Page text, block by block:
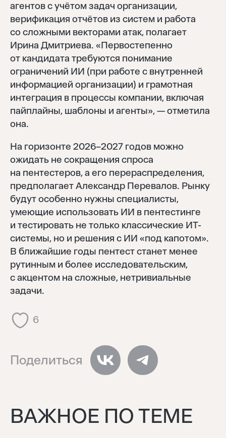
агентов с учётом задач организации,
верификация отчётов из систем и работа
со сложными векторами атак, полагает
Ирина Дмитриева. «Первостепенно
от кандидата требуются понимание
ограничений ИИ (при работе с внутренней
информацией организации) и грамотная
интеграция в процессы компании, включая
пайплайны, шаблоны и агенты», — отметила
она.
На горизонте 2026–2027 годов можно
ожидать не сокращения спроса
на пентестеров, а его перераспределения,
предполагает Александр Перевалов. Рынку
будут особенно нужны специалисты,
умеющие использовать ИИ в пентестинге
и тестировать не только классические ИТ-
системы, но и решения с ИИ «под капотом».
В ближайшие годы пентест станет менее
рутинным и более исследовательским,
с акцентом на сложные, нетривиальные
задачи.
6
Поделиться
ВАЖНОЕ ПО ТЕМЕ